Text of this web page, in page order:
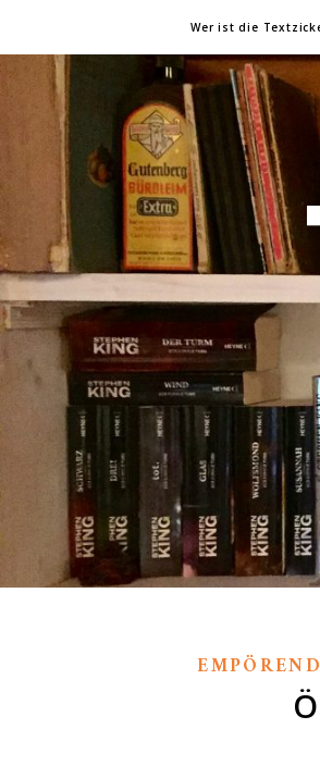
Wer ist die